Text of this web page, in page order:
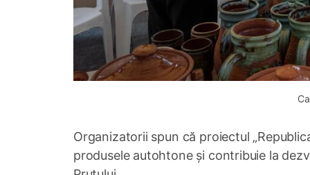
Organizatorii spun că proiectul
produsele autohtone și contribuie la